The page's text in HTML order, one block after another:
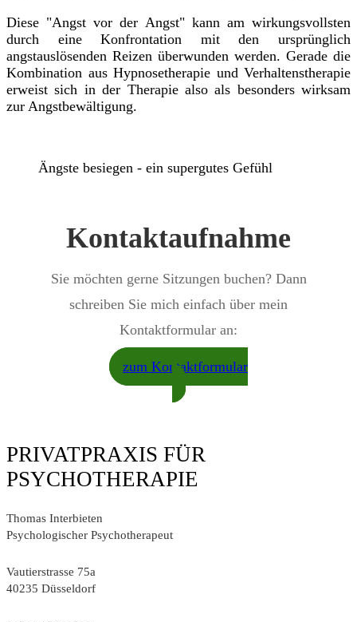
Diese "Angst vor der Angst" kann am wirkungsvollsten
durch eine Konfrontation mit den ursprünglich
angstauslösenden Reizen überwunden werden. Gerade die
Kombination aus Hypnosetherapie und Verhaltenstherapie
erweist sich in der Therapie also als besonders wirksam
zur Angstbewältigung.
Ängste besiegen - ein supergutes Gefühl
Kontaktaufnahme
Sie möchten gerne Sitzungen buchen? Dann
schreiben Sie mich einfach über mein
Kontaktformular an:
zum Kontaktformular
PRIVATPRAXIS FÜR
PSYCHOTHERAPIE
Thomas Interbieten
Psychologischer Psychotherapeut
Vautierstrasse 75a
40235 Düsseldorf